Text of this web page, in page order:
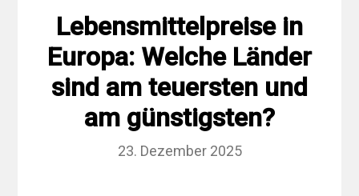
Lebensmittelpreise in
Europa: Welche Länder
sind am teuersten und
am günstigsten?
23. Dezember 2025